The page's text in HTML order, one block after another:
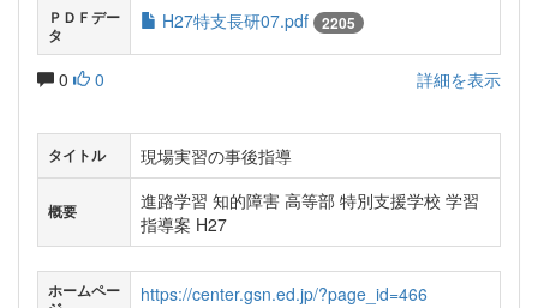
ＰＤＦデー
タ
H27特支長研07.pdf 2205
0 0 詳細を表示
タイトル 現場実習の事後指導
概要
進路学習 知的障害 高等部 特別支援学校 学習
指導案 H27
ホームペー
https://center.gsn.ed.jp/?page_id=466